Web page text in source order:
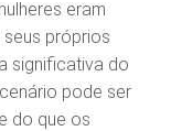
eram
próprios
significativa do
pode ser
do que os